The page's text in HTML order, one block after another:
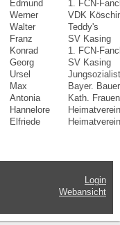
Edmund
1. FCN-
Werner
VDK
Walter
Teddy's
Franz
SV Kasing
Konrad
1. FCN-
Georg
SV Kasing
Ursel
Max
Bayer.
Antonia
Kath.
Hannelore
Elfriede
Login
Webansicht